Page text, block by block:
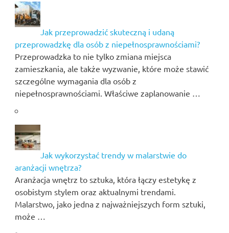
Jak przeprowadzić skuteczną i udaną
przeprowadzkę dla osób z niepełnosprawnościami?
Przeprowadzka to nie tylko zmiana miejsca
zamieszkania, ale także wyzwanie, które może stawić
szczególne wymagania dla osób z
niepełnosprawnościami. Właściwe zaplanowanie …
Jak wykorzystać trendy w malarstwie do
aranżacji wnętrza?
Aranżacja wnętrz to sztuka, która łączy estetykę z
osobistym stylem oraz aktualnymi trendami.
Malarstwo, jako jedna z najważniejszych form sztuki,
może …